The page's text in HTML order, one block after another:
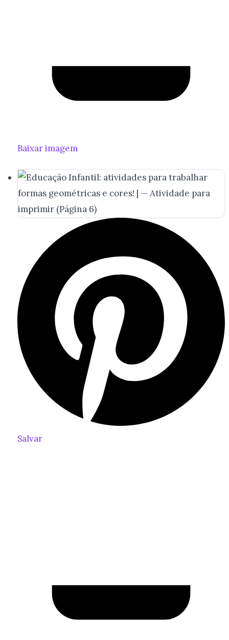
Baixar imagem
Salvar